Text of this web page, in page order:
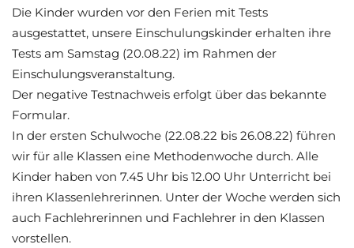
Die Kinder wurden vor den Ferien mit Tests
ausgestattet, unsere Einschulungskinder erhalten ihre
Tests am Samstag (20.08.22) im Rahmen der
Einschulungsveranstaltung.
Der negative Testnachweis erfolgt über das bekannte
Formular.
In der ersten Schulwoche (22.08.22 bis 26.08.22) führen
wir für alle Klassen eine Methodenwoche durch. Alle
Kinder haben von 7.45 Uhr bis 12.00 Uhr Unterricht bei
ihren Klassenlehrerinnen. Unter der Woche werden sich
auch Fachlehrerinnen und Fachlehrer in den Klassen
vorstellen.